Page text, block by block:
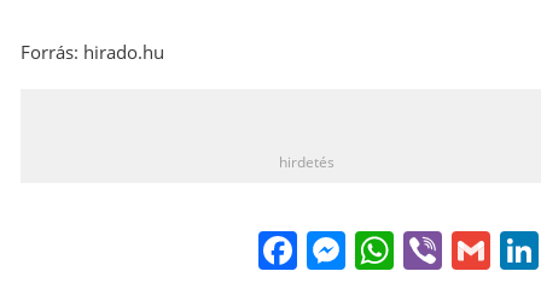
Forrás: hirado.hu
hirdetés
FacebookViber